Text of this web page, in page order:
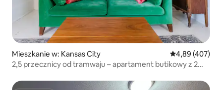
Mieszkanie w: Kansas City Średnia
4,89 (407)
2,5 przecznicy od tramwaju – apartament butikowy z 2